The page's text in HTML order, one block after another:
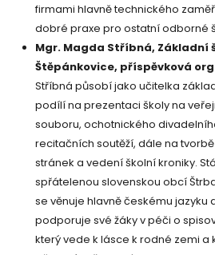
firmami hlavně technického
dobré praxe pro ostatní odborné
Mgr. Magda Stříbná, Základní
Štěpánkovice, příspěvková
Stříbná působí jako učitelka
podílí na prezentaci školy na
souboru, ochotnického
recitačních soutěží, dále na
stránek a vedení školní kroniky.
spřátelenou slovenskou obcí
se věnuje hlavně českému jazyku
podporuje své žáky v péči o
který vede k lásce k rodné zemi a